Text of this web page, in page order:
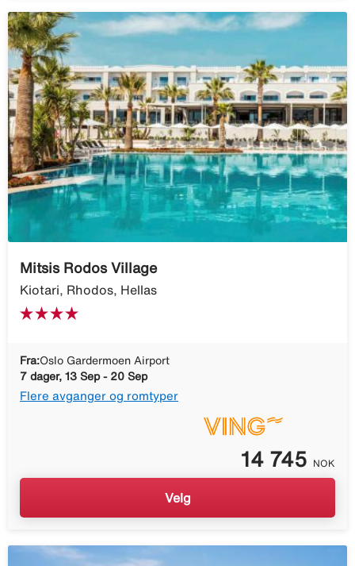
Mitsis Rodos Village
Kiotari, Rhodos, Hellas
Fra:Oslo Gardermoen Airport
7 dager, 13 Sep - 20 Sep
Flere avganger og romtyper
14 745 NOK
Velg